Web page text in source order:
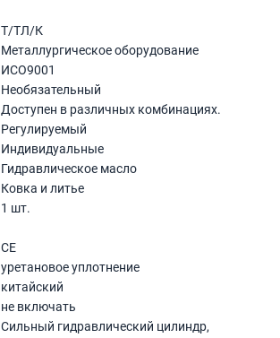
Т/ТЛ/К
Металлургическое оборудование
ИСО9001
Необязательный
Доступен в различных комбинациях.
Регулируемый
Индивидуальные
Гидравлическое масло
Ковка и литье
1 шт.
CE
уретановое уплотнение
китайский
не включать
Сильный гидравлический цилиндр,